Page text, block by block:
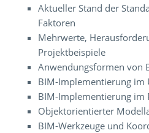
Aktueller Stand der
Faktoren
Mehrwerte,
Projektbeispiele
Anwendungsformen von
BIM-Implementierung im
BIM-Implementierung im
Objektorientierter
BIM-Werkzeuge und